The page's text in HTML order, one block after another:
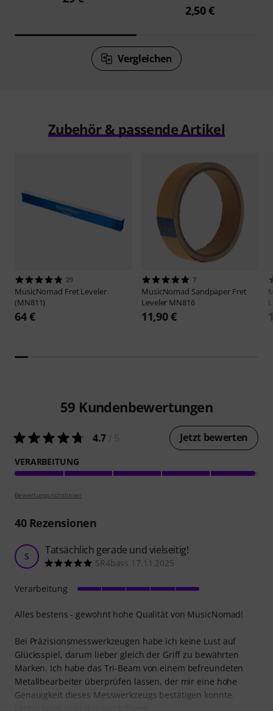
2,50 €
Vergleichen
Zubehör & passende Artikel
29
MusicNomad Fret Leveler
(MN811)
64 €
7
MusicNomad Sandpaper Fret
Leveler MN816
11,90 €
59 Kundenbewertungen
4.7 Jetzt bewerten
VERARBEITUNG
Bewertungsrichtlinien
40Rezensionen
S Tatsächlich gerade und vielseitig!
SR4bass 17.11.2025
Alles bestens - gewohnt hohe Qualität von MusicNomad!
Bei Präzisionsmesswerkzeugen habe ich keine Lust auf
Glücksspiel, darum lieber gleich der Griff zu bewährten
Marken. Ich habe das Tri-Beam von einem befreundeten
Metallbearbeiter überprüfen lassen, der mir eine hohe
Genauigkeit dieses Messwerkzeugs bestätigen konnte.
Verarbeitung